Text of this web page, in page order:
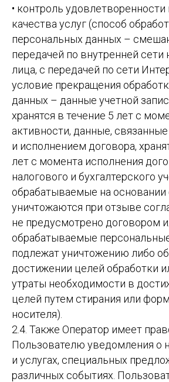
• контроль удовлетворенности
качества услуг (способ
персональных данных –
передачей по внутренней
лица, с передачей по сети
условие прекращения
данных – данные учетной
хранятся в течение 5 лет с
активности, данные,
и исполнением договора,
лет с момента исполнения
налогового и бухгалтерского
обрабатываемые на основании
уничтожаются при отзыве
не предусмотрено договором
обрабатываемые
подлежат уничтожению либо
достижении целей обработки
утраты необходимости в
целей путем стирания или
носителя).
2.4. Также Оператор имеет
Пользователю уведомления о
и услугах, специальных
различных событиях.